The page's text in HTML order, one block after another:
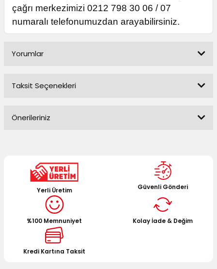
çağrı merkezimizi 0212 798 30 06 / 07
numaralı telefonumuzdan arayabilirsiniz.
Yorumlar
Taksit Seçenekleri
Önerileriniz
kullanarak tarafımıza iletebilirsiniz.
Görüş ve önerileriniz için teşekkür ederiz.
Ürün resmi kalitesiz, bozuk veya görüntülenemiyor.
Ürün açıklamasında eksik bilgiler bulunuyor.
Ürün bilgilerinde hatalar bulunuyor.
Ürün fiyatı diğer sitelerden daha pahalı.
Bu ürüne benzer farklı alternatifler olmalı.
Yerli Üretim Güvenli Gönderi
%100 Memnuniyet Kolay İade & Değim
Kredi Kartına Taksit